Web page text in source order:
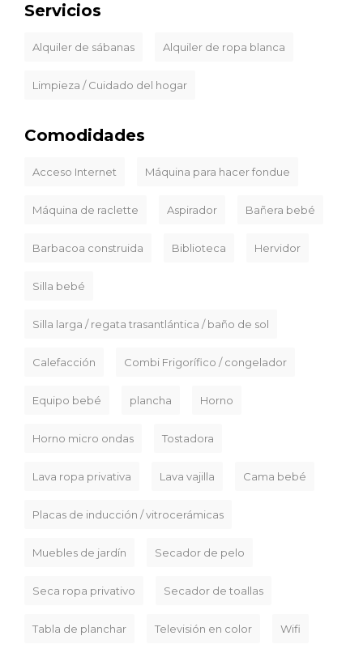
Servicios
Alquiler de sábanas Alquiler de ropa blanca
Limpieza / Cuidado del hogar
Comodidades
Acceso Internet Máquina para hacer fondue
Máquina de raclette Aspirador Bañera bebé
Barbacoa construida Biblioteca Hervidor
Silla bebé
Silla larga / regata trasantlántica / baño de sol
Calefacción Combi Frigorífico / congelador
Equipo bebé plancha Horno
Horno micro ondas Tostadora
Lava ropa privativa Lava vajilla Cama bebé
Placas de inducción / vitrocerámicas
Muebles de jardín Secador de pelo
Seca ropa privativo Secador de toallas
Tabla de planchar Televisión en color Wifi